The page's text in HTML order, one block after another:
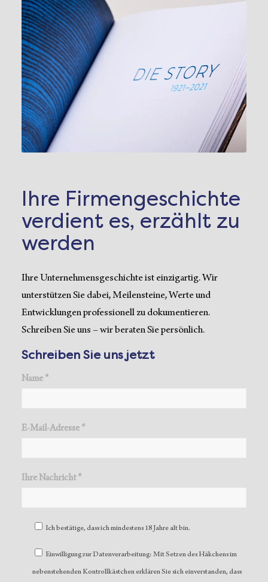
Ihre Firmengeschichte
verdient es, erzählt zu
werden
Ihre Unternehmensgeschichte ist einzigartig. Wir
unterstützen Sie dabei, Meilensteine, Werte und
Entwicklungen professionell zu dokumentieren.
Schreiben Sie uns – wir beraten Sie persönlich.
Schreiben Sie uns jetzt
Name *
E-Mail-Adresse *
Ihre Nachricht *
Ich bestätige, dass ich mindestens 18 Jahre alt bin.
Einwilligung zur Datenverarbeitung: Mit Setzen des Häkchens im
nebenstehenden Kontrollkästchen erklären Sie sich einverstanden, dass